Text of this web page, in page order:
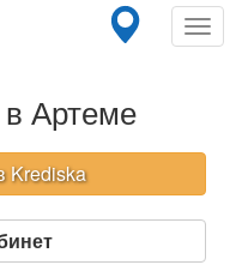
Артеме
Krediska